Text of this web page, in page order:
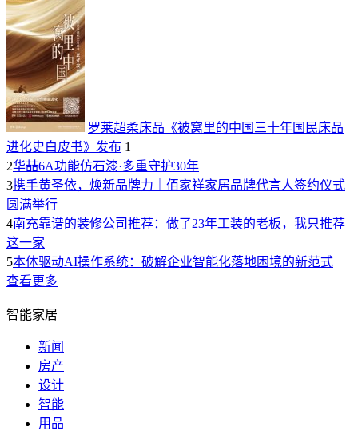
罗莱超柔床品《被窝里的中国三十年国民床品
进化史白皮书》发布 1
2华喆6A功能仿石漆·多重守护30年
3携手黄圣依，焕新品牌力｜佰家祥家居品牌代言人签约仪式
圆满举行
4南充靠谱的装修公司推荐：做了23年工装的老板，我只推荐
这一家
5本体驱动AI操作系统：破解企业智能化落地困境的新范式
查看更多
智能家居
新闻
房产
设计
智能
用品